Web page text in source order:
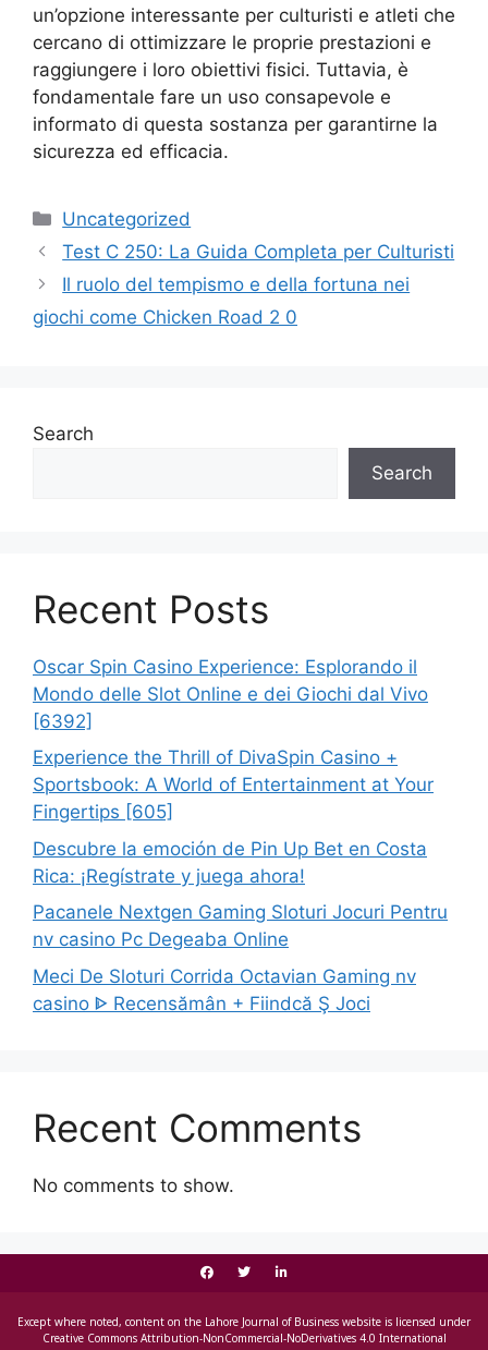
un’opzione interessante per culturisti e atleti che
cercano di ottimizzare le proprie prestazioni e
raggiungere i loro obiettivi fisici. Tuttavia, è
fondamentale fare un uso consapevole e
informato di questa sostanza per garantirne la
sicurezza ed efficacia.
Uncategorized
Test C 250: La Guida Completa per Culturisti
Il ruolo del tempismo e della fortuna nei
giochi come Chicken Road 2 0
Search
Search
Recent Posts
Oscar Spin Casino Experience: Esplorando il
Mondo delle Slot Online e dei Giochi dal Vivo
[6392]
Experience the Thrill of DivaSpin Casino +
Sportsbook: A World of Entertainment at Your
Fingertips [605]
Descubre la emoción de Pin Up Bet en Costa
Rica: ¡Regístrate y juega ahora!
Pacanele Nextgen Gaming Sloturi Jocuri Pentru
nv casino Pc Degeaba Online
Meci De Sloturi Corrida Octavian Gaming nv
casino ᐈ Recensămân + Fiindcă Ş Joci
Recent Comments
No comments to show.
Except where noted, content on the Lahore Journal of Business website is licensed under
Creative Commons Attribution-NonCommercial-NoDerivatives 4.0 International